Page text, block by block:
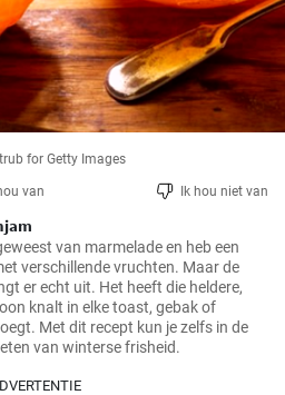
for Getty Images
van Ik hou niet van
van marmelade en heb een
verschillende vruchten. Maar de
er echt uit. Het heeft die heldere,
knalt in elke toast, gebak of
Met dit recept kun je zelfs in de
van winterse frisheid.